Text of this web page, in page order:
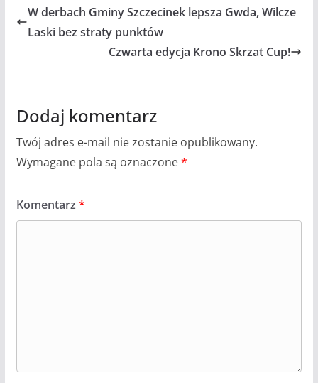
W derbach Gminy Szczecinek lepsza Gwda, Wilcze
Laski bez straty punktów
Czwarta edycja Krono Skrzat Cup!
Dodaj komentarz
Twój adres e-mail nie zostanie opublikowany.
Wymagane pola są oznaczone*
Komentarz *